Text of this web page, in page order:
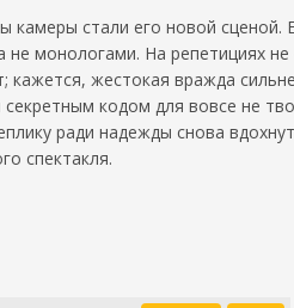
стали его новой сценой.
монологами. На репетициях
жестокая вражда
кодом для вовсе не
ради надежды снова
спектакля.